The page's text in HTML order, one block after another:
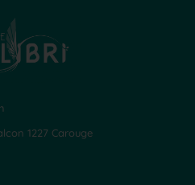
1227 Carouge